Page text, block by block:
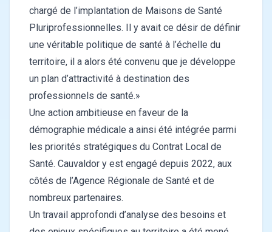
chargé de l’implantation de Maisons de Santé
Pluriprofessionnelles. Il y avait ce désir de définir
une véritable politique de santé à l’échelle du
territoire, il a alors été convenu que je développe
un plan d’attractivité à destination des
professionnels de santé.»
Une action ambitieuse en faveur de la
démographie médicale a ainsi été intégrée parmi
les priorités stratégiques du Contrat Local de
Santé. Cauvaldor y est engagé depuis 2022, aux
côtés de l’Agence Régionale de Santé et de
nombreux partenaires.
Un travail approfondi d’analyse des besoins et